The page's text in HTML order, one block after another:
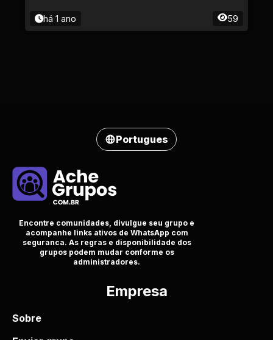
há 1 ano 59
Portugues
Encontre comunidades, divulgue seu grupo e
acompanhe links ativos de WhatsApp com
seguranca. As regras e disponibilidade dos
grupos podem mudar conforme os
administradores.
Empresa
Sobre